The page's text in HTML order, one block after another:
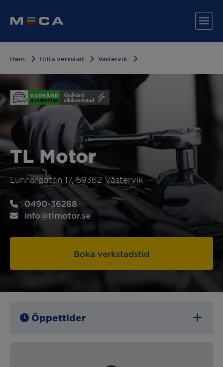
Hitta din verkstad
Våra tjänster
Varför MECA?
Hem Hitta verkstad Västervik
TL Motor
Lunnargatan 17, 59362 Västervik
0490-36288
info@tlmotor.se
Boka verkstadstid
Öppettider